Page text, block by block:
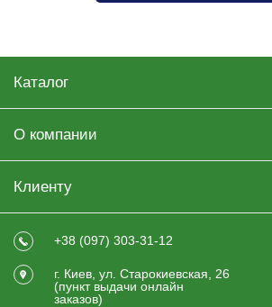
Каталог
О компании
Клиенту
+38 (097) 303-31-12
г. Киев, ул. Старокиевская, 26
(пункт выдачи онлайн
заказов)